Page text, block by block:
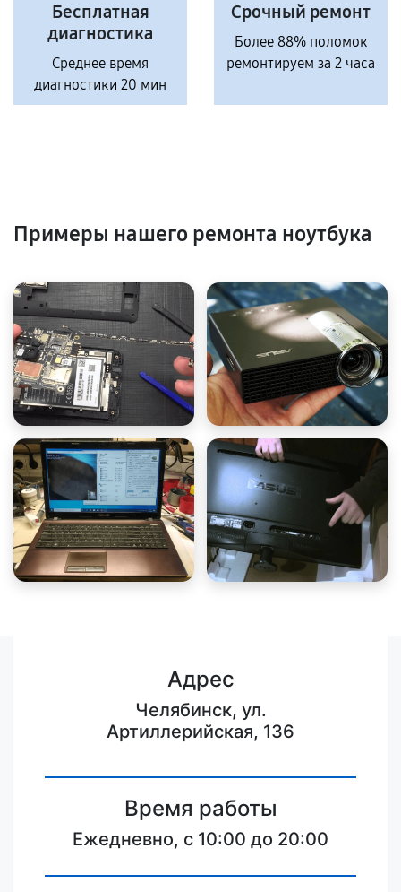
Бесплатная
диагностика
Среднее время
диагностики 20 мин
Срочный ремонт
Более 88% поломок
ремонтируем за 2 часа
Примеры нашего ремонта ноутбука
Адрес
Челябинск, ул.
Артиллерийская, 136
Время работы
Ежедневно, с 10:00 до 20:00